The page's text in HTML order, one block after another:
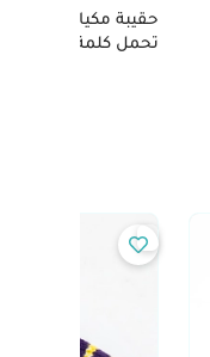
حقيبة مكياج مرسومة
تحمل كلمة حيفا،